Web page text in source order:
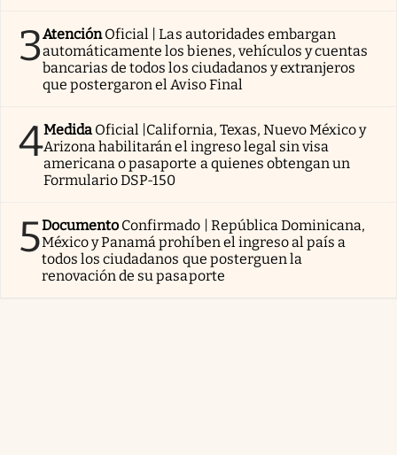
3AtenciónOficial | Las autoridades embargan
automáticamente los bienes, vehículos y cuentas
bancarias de todos los ciudadanos y extranjeros
que postergaron el Aviso Final
4Medida Oficial |California, Texas, Nuevo México y
Arizona habilitarán el ingreso legal sin visa
americana o pasaporte a quienes obtengan un
Formulario DSP-150
5Documento Confirmado | República Dominicana,
México y Panamá prohíben el ingreso al país a
todos los ciudadanos que posterguen la
renovación de su pasaporte